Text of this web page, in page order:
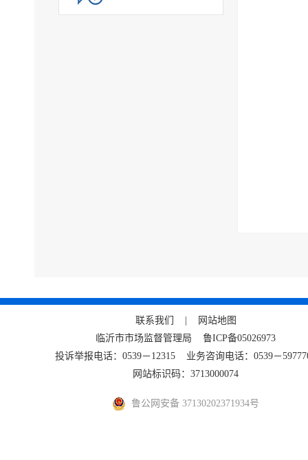
联系我们 |
网站地图
临沂市市场监督管理局 鲁ICP备05026973
投诉举报电话：0539－12315 业务咨询电话：0539－
网站标识码：3713000074
鲁公网安备 37130202371934号